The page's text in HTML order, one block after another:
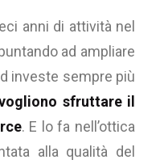
anni di attività nel
ad ampliare
investe sempre più
sfruttare il
. E lo fa nell’ottica
alla qualità del